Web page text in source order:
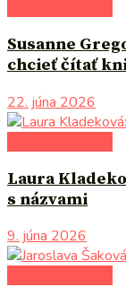
Susanne
chcieť čítať
22. júna 2026
Laura
s názvami
9. júna 2026